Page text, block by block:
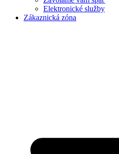
Elektronické služby
Zákaznická zóna